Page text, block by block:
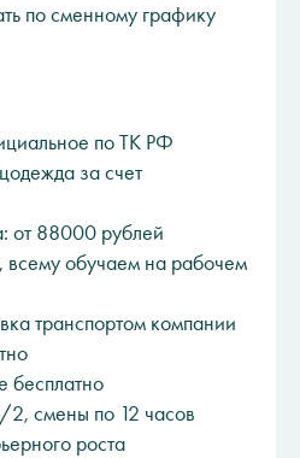
по сменному графику
по ТК РФ
за счет
от 88000 рублей
всему обучаем на рабочем
транспортом компании
бесплатно
смены по 12 часов
роста